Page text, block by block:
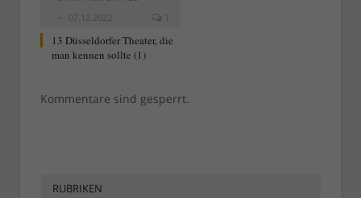
07.12.2022
1
13 Düsseldorfer Theater, die
man kennen sollte (1)
Kommentare sind gesperrt.
RUBRIKEN